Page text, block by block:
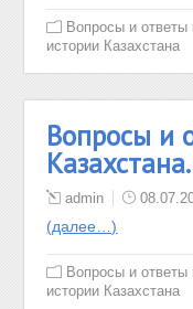
Вопросы и ответы
истории Казахстана
Вопросы и
admin
(далее…)
Вопросы и ответы
истории Казахстана